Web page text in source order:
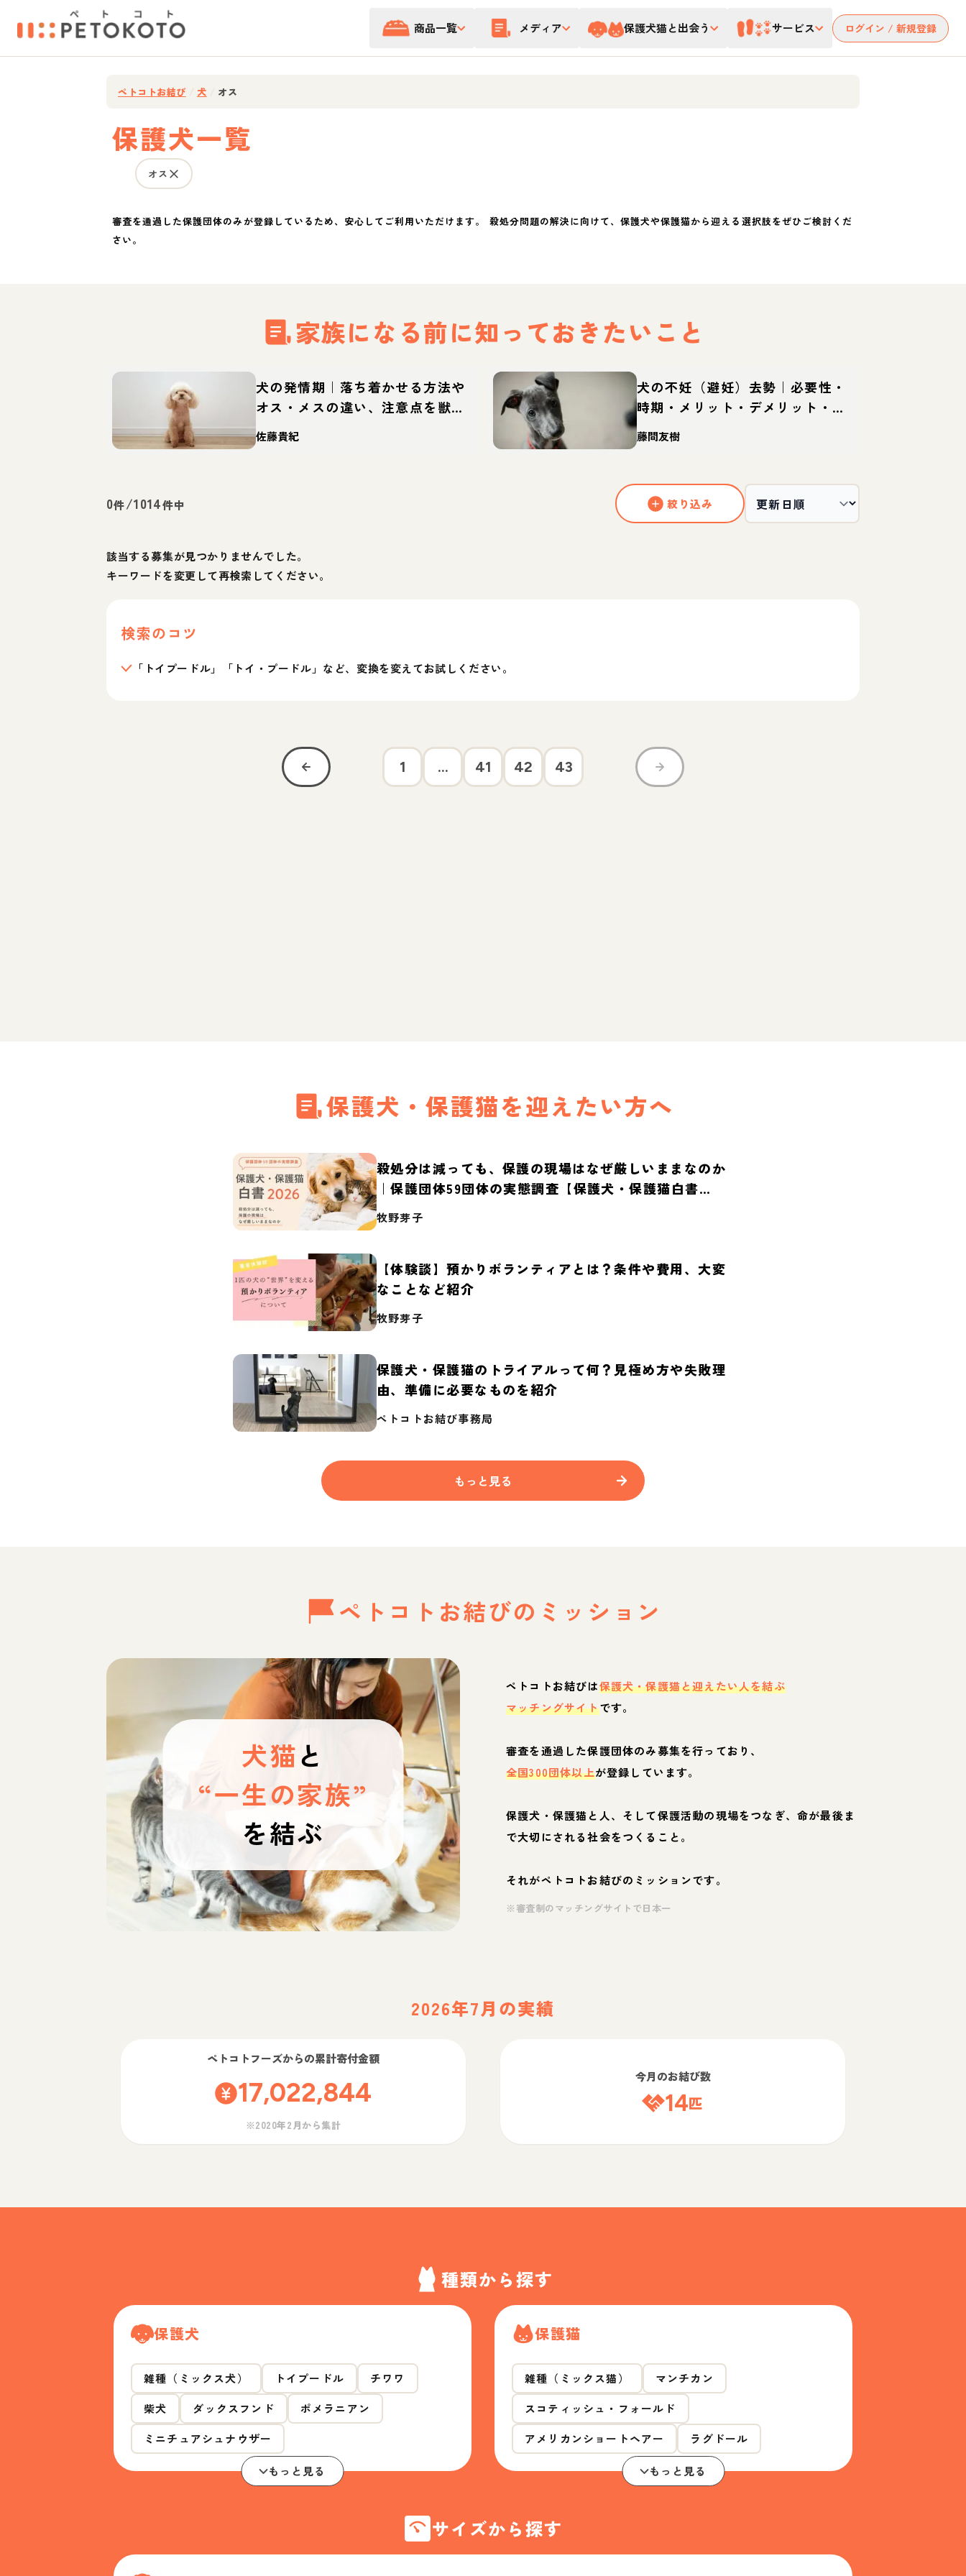
商品一覧 メディア 保護犬猫と出会う サービス ログイン / 新規登録
ペトコトお結び 犬 オス
保護犬一覧
オス
審査を通過した保護団体のみが登録しているため、安心してご利用いただけます。 殺処分問題の解決に向けて、保護犬や保護猫から迎える選択肢をぜひご検討くだ
さい。
家族になる前に知っておきたいこと
犬の発情期｜落ち着かせる方法や
オス・メスの違い、注意点を獣医
師が解説
佐藤貴紀
犬の不妊（避妊）去勢｜必要性・
時期・メリット・デメリット・手
術の流れを獣医師が解説
藤間友樹
0件/1014件中 絞り込み
該当する募集が見つかりませんでした。
キーワードを変更して再検索してください。
検索のコツ
「トイプードル」「トイ・プードル」など、変換を変えてお試しください。
1 ... 41 42 43
保護犬・保護猫を迎えたい方へ
殺処分は減っても、保護の現場はなぜ厳しいままなのか
｜保護団体59団体の実態調査【保護犬・保護猫白書
2026】
牧野芽子
【体験談】預かりボランティアとは？条件や費用、大変
なことなど紹介
牧野芽子
保護犬・保護猫のトライアルって何？見極め方や失敗理
由、準備に必要なものを紹介
ペトコトお結び事務局
もっと見る
ペトコトお結びの ミッション
犬猫と
“一生の家族”
を結ぶ
ペトコトお結びは保護犬・保護猫と迎えたい人を結ぶ
マッチングサイトです。
審査を通過した保護団体のみ募集を行っており、
全国300団体以上が登録しています。
保護犬・保護猫と人、そして保護活動の現場をつなぎ、命が最後ま
で大切にされる社会をつくること。
それがペトコトお結びのミッションです。
※審査制のマッチングサイトで日本一
2026年7月の実績
ペトコトフーズからの累計寄付金額
17,022,844
※2020年2月から集計
今月のお結び数
14匹
種類から探す
保護犬
雑種（ミックス犬） トイプードル
チワワ
柴犬
ダックスフンド
ポメラニアン
ミニチュアシュナウザー
もっと見る
保護猫
雑種（ミックス猫）
マンチカン
スコティッシュ・フォールド
アメリカンショートヘアー
ラグドール
もっと見る
サイズから探す